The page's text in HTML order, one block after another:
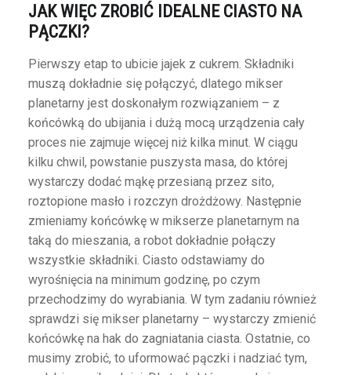
JAK WIĘC ZROBIĆ IDEALNE CIASTO NA
PĄCZKI?
Pierwszy etap to ubicie jajek z cukrem. Składniki
muszą dokładnie się połączyć, dlatego mikser
planetarny jest doskonałym rozwiązaniem – z
końcówką do ubijania i dużą mocą urządzenia cały
proces nie zajmuje więcej niż kilka minut. W ciągu
kilku chwil, powstanie puszysta masa, do której
wystarczy dodać mąkę przesianą przez sito,
roztopione masło i rozczyn drożdżowy. Następnie
zmieniamy końcówkę w mikserze planetarnym na
taką do mieszania, a robot dokładnie połączy
wszystkie składniki. Ciasto odstawiamy do
wyrośnięcia na minimum godzinę, po czym
przechodzimy do wyrabiania. W tym zadaniu również
sprawdzi się mikser planetarny – wystarczy zmienić
końcówkę na hak do zagniatania ciasta. Ostatnie, co
musimy zrobić, to uformować pączki i nadziać tym,